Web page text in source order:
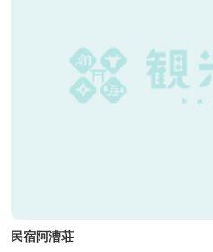
民宿阿漕荘